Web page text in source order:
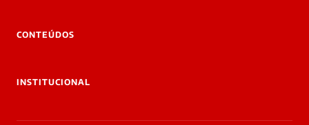
CONTEÚDOS
INSTITUCIONAL